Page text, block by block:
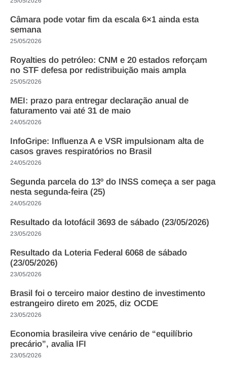
Câmara pode votar fim da escala 6×1 ainda esta
semana
25/05/2026
Royalties do petróleo: CNM e 20 estados reforçam
no STF defesa por redistribuição mais ampla
25/05/2026
MEI: prazo para entregar declaração anual de
faturamento vai até 31 de maio
24/05/2026
InfoGripe: Influenza A e VSR impulsionam alta de
casos graves respiratórios no Brasil
24/05/2026
Segunda parcela do 13º do INSS começa a ser paga
nesta segunda-feira (25)
24/05/2026
Resultado da lotofácil 3693 de sábado (23/05/2026)
23/05/2026
Resultado da Loteria Federal 6068 de sábado
(23/05/2026)
23/05/2026
Brasil foi o terceiro maior destino de investimento
estrangeiro direto em 2025, diz OCDE
23/05/2026
Economia brasileira vive cenário de “equilíbrio
precário”, avalia IFI
23/05/2026